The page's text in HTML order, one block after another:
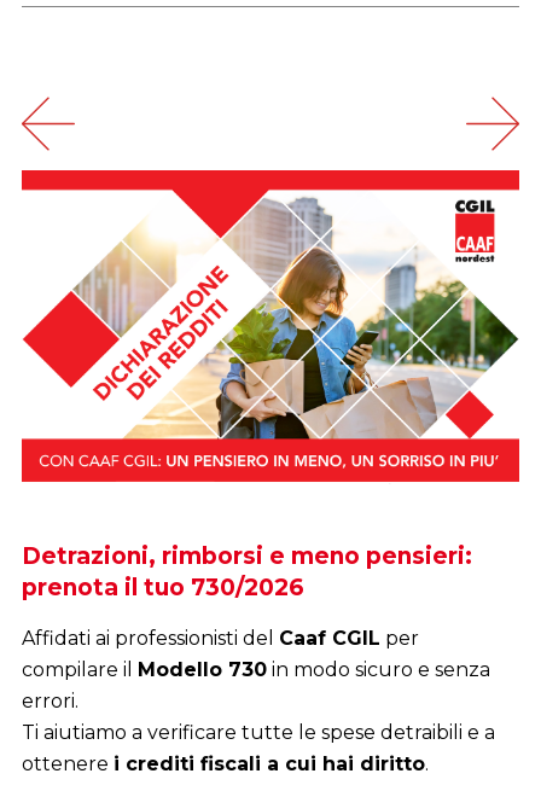
per
e senza
detraibili e a
.
ISEE 2026: prenota ora il tuo
appuntamento
Hai bisogno dell’ISEE aggiornato?
Modello ISEE 2026(basato sui
CAAF CGIL Nordest.
‹ ›